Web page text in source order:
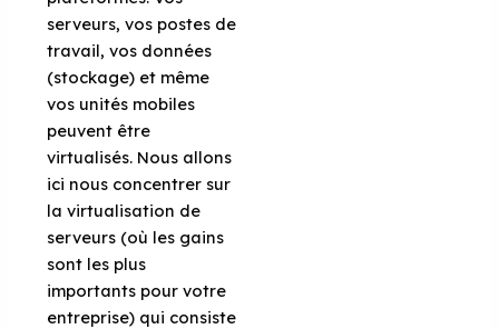
serveurs, vos postes de
travail, vos données
(stockage) et même
vos unités mobiles
peuvent être
virtualisés. Nous allons
ici nous concentrer sur
la virtualisation de
serveurs (où les gains
sont les plus
importants pour votre
entreprise) qui consiste